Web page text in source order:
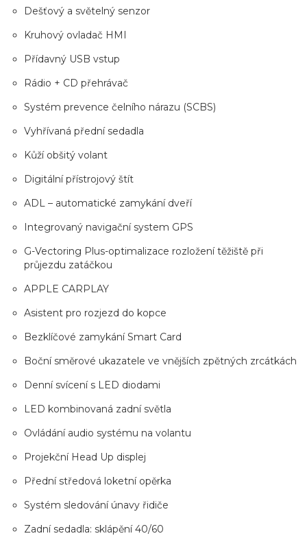
Dešťový a světelný senzor
Kruhový ovladač HMI
Přídavný USB vstup
Rádio + CD přehrávač
Systém prevence čelního nárazu (SCBS)
Vyhřívaná přední sedadla
Kůží obšitý volant
Digitální přístrojový štít
ADL – automatické zamykání dveří
Integrovaný navigační system GPS
G-Vectoring Plus-optimalizace rozložení těžiště při
průjezdu zatáčkou
APPLE CARPLAY
Asistent pro rozjezd do kopce
Bezklíčové zamykání Smart Card
Boční směrové ukazatele ve vnějších zpětných zrcátkách
Denní svícení s LED diodami
LED kombinovaná zadní světla
Ovládání audio systému na volantu
Projekční Head Up displej
Přední středová loketní opěrka
Systém sledování únavy řidiče
Zadní sedadla: sklápění 40/60